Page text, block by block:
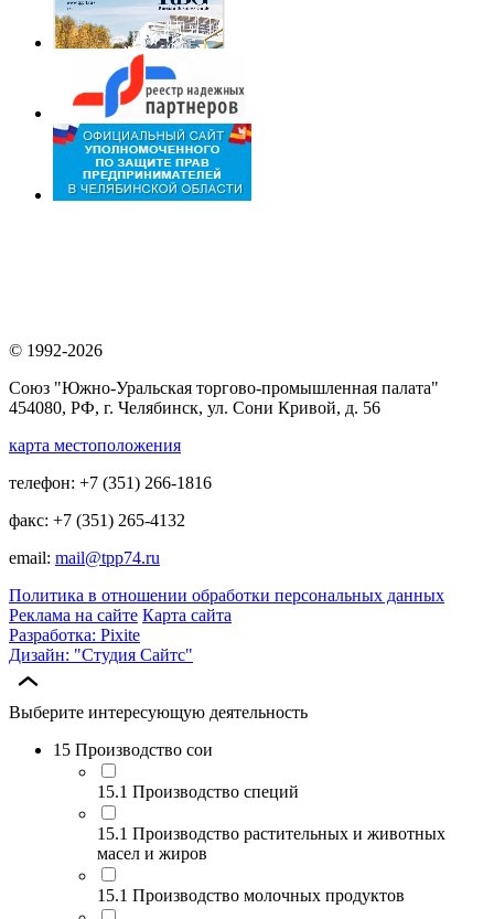
© 1992-2026
Союз "Южно-Уральская торгово-промышленная палата"
454080, РФ, г. Челябинск, ул. Сони Кривой, д. 56
карта местоположения
телефон: +7 (351) 266-1816
факс: +7 (351) 265-4132
email: mail@tpp74.ru
Политика в отношении обработки персональных данных
Реклама на сайте Карта сайта
Разработка: Pixite
Дизайн: "Студия Сайтс"
Выберите интересующую деятельность
15 Производство сои
15.1 Производство специй
15.1 Производство растительных и животных
масел и жиров
15.1 Производство молочных продуктов